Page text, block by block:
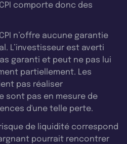
comporte donc des
n’offre aucune garantie
L’investisseur est averti
garanti et peut ne pas lui
partiellement. Les
pas réaliser
sont pas en mesure de
d'une telle perte.
de liquidité correspond
pourrait rencontrer